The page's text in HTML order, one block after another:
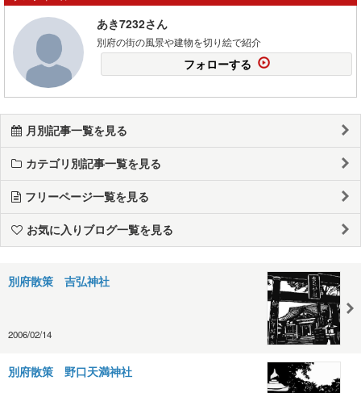
あき7232さん
別府の街の風景や建物を切り絵で紹介
フォローする
月別記事一覧を見る
カテゴリ別記事一覧を見る
フリーページ一覧を見る
お気に入りブログ一覧を見る
別府散策 吉弘神社
2006/02/14
別府散策 野口天満神社